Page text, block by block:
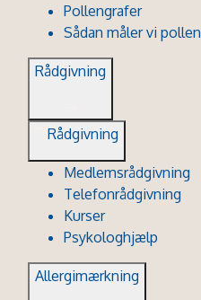
Pollengrafer
Sådan måler vi pollen
Rådgivning
Rådgivning
Medlemsrådgivning
Telefonrådgivning
Kurser
Psykologhjælp
Allergimærkning